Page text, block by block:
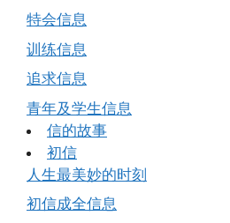
特会信息
训练信息
追求信息
青年及学生信息
信的故事
初信
人生最美妙的时刻
初信成全信息